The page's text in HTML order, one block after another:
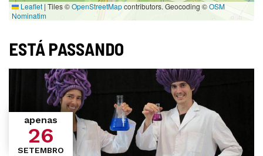
Leaflet | Tiles ©OpenStreetMapcontributors. Geocoding ©OSM
Nominatim
ESTÁ PASSANDO
apenas
26
SETEMBRO